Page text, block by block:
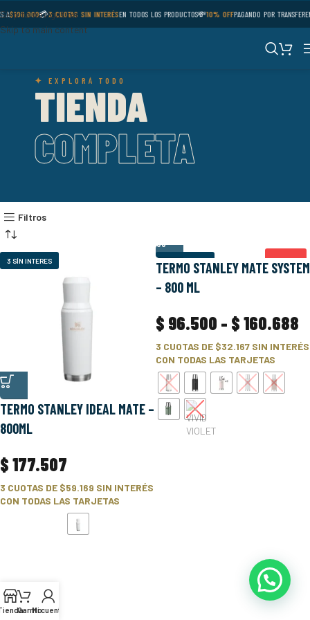
Skip to navigation
Skip to main content
A$100.000💳3 CUOTAS SIN INTERÉSEN TODOS LOS PRODUCTOS💸10% OFFPAGANDO POR
✦ EXPLORÁ TODO
TIENDA
COMPLETA
Filtros
3 SÍN INTERES
TERMO STANLEY IDEAL MATE –
800ML
$177.507
3 CUOTAS DE $59.169 SIN INTERÉS
CON TODAS LAS TARJETAS
3 SÍN INTERES OUTLET
TERMO STANLEY MATE SYSTEM
– 800 ML
$ 96.500 - $160.688
3 CUOTAS DE $32.167SIN INTERÉS
CON TODAS LAS TARJETAS
CarritoMi cuenta